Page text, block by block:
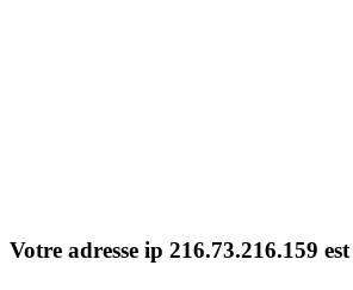
Votre adresse ip 216.73.216.159